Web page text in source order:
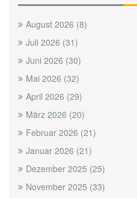
August 2026 (8)
Juli 2026 (31)
Juni 2026 (30)
Mai 2026 (32)
April 2026 (29)
März 2026 (20)
Februar 2026 (21)
Januar 2026 (21)
Dezember 2025 (25)
November 2025 (33)